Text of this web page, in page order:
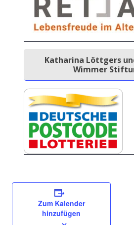
Katharina Löttgers
Wimmer
Zum Kalender
hinzufügen